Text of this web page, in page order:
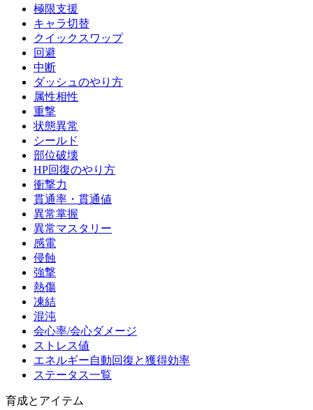
極限支援
キャラ切替
クイックスワップ
回避
中断
ダッシュのやり方
属性相性
重撃
状態異常
シールド
部位破壊
HP回復のやり方
衝撃力
貫通率・貫通値
異常掌握
異常マスタリー
感電
侵蝕
強撃
熱傷
凍結
混沌
会心率/会心ダメージ
ストレス値
エネルギー自動回復と獲得効率
ステータス一覧
育成とアイテム